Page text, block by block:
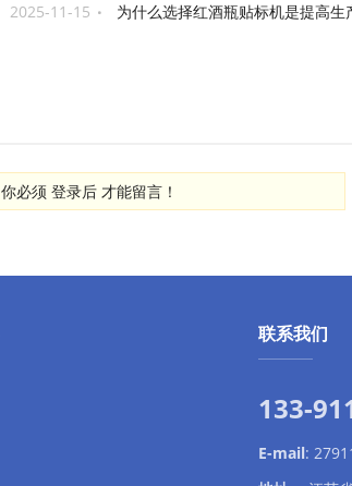
2025-11-15
为什么选择红酒瓶贴标机是提高生
你必须登录后 才能留言！
联系我们
133-
E-mail: